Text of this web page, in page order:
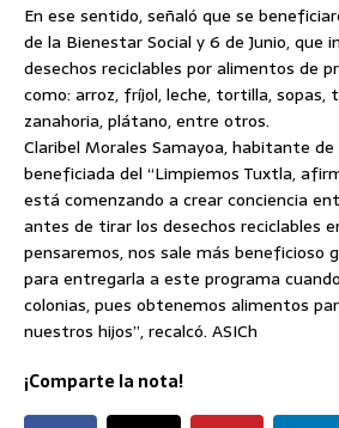
En ese sentido, señaló que se
de la Bienestar Social y 6 de Junio, que
desechos reciclables por alimentos de
como: arroz, fríjol, leche, tortilla, sopas,
zanahoria, plátano, entre otros.
Claribel Morales Samayoa, habitante de
beneficiada del “Limpiemos Tuxtla,
está comenzando a crear conciencia
antes de tirar los desechos reciclables
pensaremos, nos sale más beneficioso
para entregarla a este programa
colonias, pues obtenemos alimentos
nuestros hijos”, recalcó. ASICh
¡Comparte la nota!